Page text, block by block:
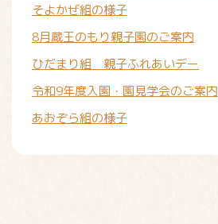
そよかぜ組の様子
8月蔵王のもり親子園のご案内
ひだまり組 親子ふれあいデー
令和9年度入園・園見学会のご案内
あおぞら組の様子